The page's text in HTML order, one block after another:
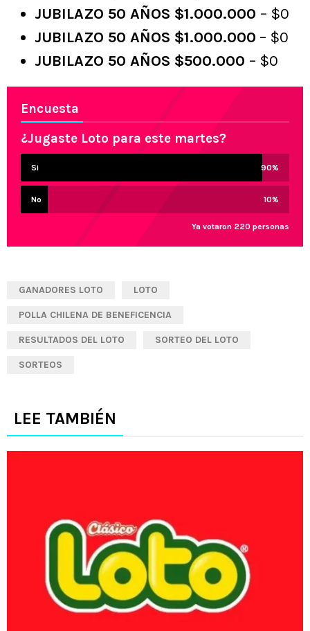
JUBILAZO 50 AÑOS $1.000.000 – $0
JUBILAZO 50 AÑOS $1.000.000 – $0
JUBILAZO 50 AÑOS $500.000 – $0
Encuesta
¿Jugaste Loto para este martes?
Si 90%
No 10%
Ya votaron 220 personas
GANADORES LOTO LOTO
POLLA CHILENA DE BENEFICENCIA
RESULTADOS DEL LOTO SORTEO DEL LOTO
SORTEOS
LEE TAMBIÉN